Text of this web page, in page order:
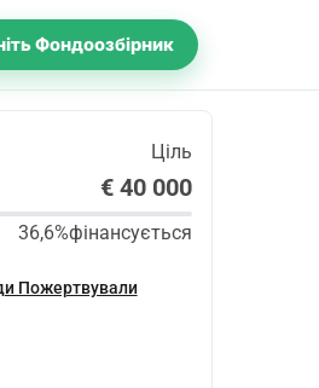
Фондоозбірник
Ціль
€ 40 000
36,6%фінансується
Пожертвували